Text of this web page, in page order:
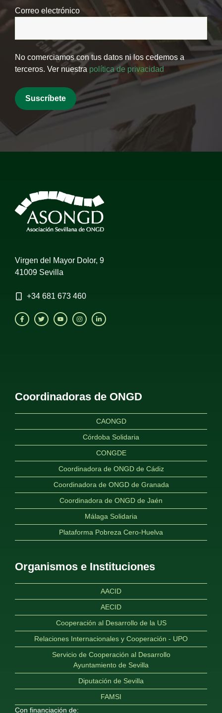
Correo electrónico
No comerciamos con tus datos ni los cedemos a
terceros. Ver nuestra política de privacidad
Virgen del Mayor Dolor, 9
41009 Sevilla
+34 681 673 460
Coordinadoras de ONGD
CAONGD
Córdoba Solidaria
CONGDE
Coordinadora de ONGD de Cádiz
Coordinadora de ONGD de Granada
Coordinadora de ONGD de Jaén
Málaga Solidaria
Plataforma Pobreza Cero-Huelva
Organismos e Instituciones
AACID
AECID
Cooperación al Desarrollo de la US
Relaciones Internacionales y Cooperación - UPO
Servicio de Cooperación al Desarrollo
Ayuntamiento de Sevilla
Diputación de Sevilla
FAMSI
Con financiación de: